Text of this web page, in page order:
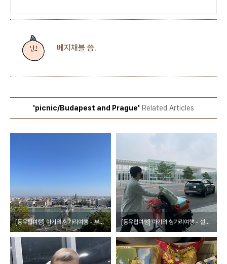
베지채블 씀.
'picnic/Budapest and Prague' Related Articles
[동유럽여행] 아기와 헝가리여행 - 부다페스트 맛보기 (feat.마이리얼트립 시내워킹투어) [동유럽여행] 아기와 헝가리여행 - 설레는 출발, 대한항공 라운지 이용하기